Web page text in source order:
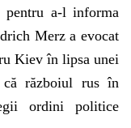
pentru a-l informa
Merz a evocat
Kiev în lipsa unei
războiul rus în
ordini politice